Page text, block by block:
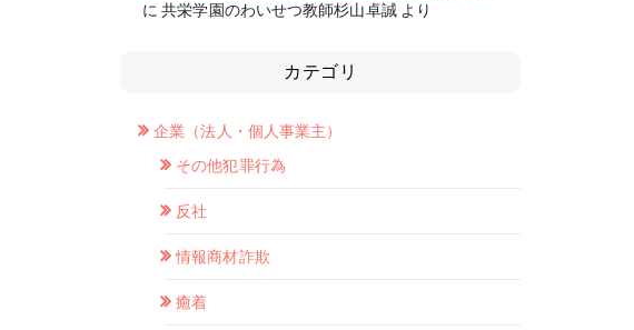
に共栄学園のわいせつ教師杉山卓誠より
カテゴリ
企業（法人・個人事業主）
その他犯罪行為
反社
情報商材詐欺
癒着